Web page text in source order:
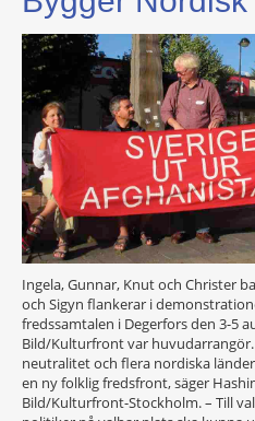
Ingela, Gunnar, Knut och Christer
och Sigyn flankerar i
fredssamtalen i Degerfors den 3-5
Bild/Kulturfront var
neutralitet och flera nordiska
en ny folklig fredsfront, säger
Bild/Kulturfront-Stockholm. – Till